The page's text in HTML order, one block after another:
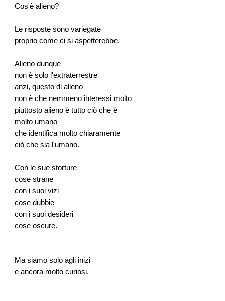
Cos'è alieno?
Le risposte sono variegate
proprio come ci si aspetterebbe.
Alieno dunque
non è solo l'extraterrestre
anzi, questo di alieno
non è che nemmeno interessi molto
piuttosto alieno è tutto ciò che è
molto umano
che identifica molto chiaramente
ciò che sia l'umano.
Con le sue storture
cose strane
con i suoi vizi
cose dubbie
con i suoi desideri
cose oscure.
Ma siamo solo agli inizi
e ancora molto curiosi.